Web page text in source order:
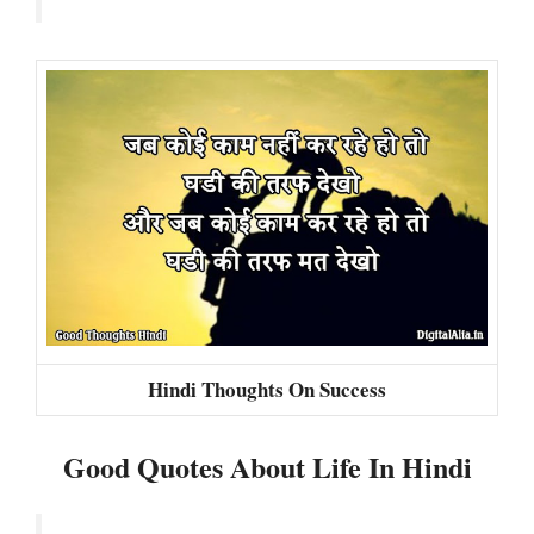
Hindi Thoughts On Success
Good Quotes About Life In Hindi